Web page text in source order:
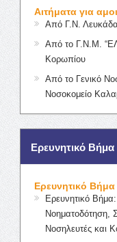
Αιτήματα για
Από Γ.Ν.
Από το Γ.Ν.Μ.
Κορωπίου
Από το Γενικό
Νοσοκομείο
Ερευνητικό Βήμα
Ερευνητικό Βήμα
Ερευνητικό
Νοηματοδότηση,
Νοσηλευτές και